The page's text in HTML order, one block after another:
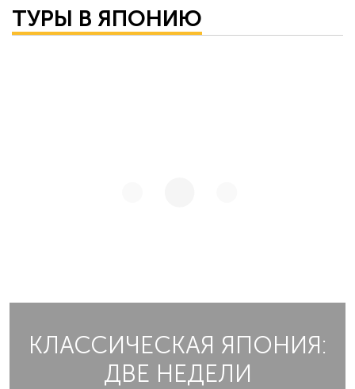
ТУРЫ В ЯПОНИЮ
КЛАССИЧЕСКАЯ ЯПОНИЯ:
ДВЕ НЕДЕЛИ